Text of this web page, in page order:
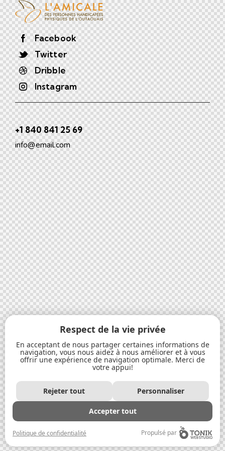
Facebook
Twitter
Dribble
Instagram
+1 840 841 25 69
info@email.com
Respect de la vie privée
En acceptant de nous partager certaines informations de
navigation, vous nous aidez à nous améliorer et à vous
offrir une expérience de navigation optimale. Merci de
votre appui!
Rejeter tout Personnaliser
Accepter tout
Politique de confidentialité Propulsé par